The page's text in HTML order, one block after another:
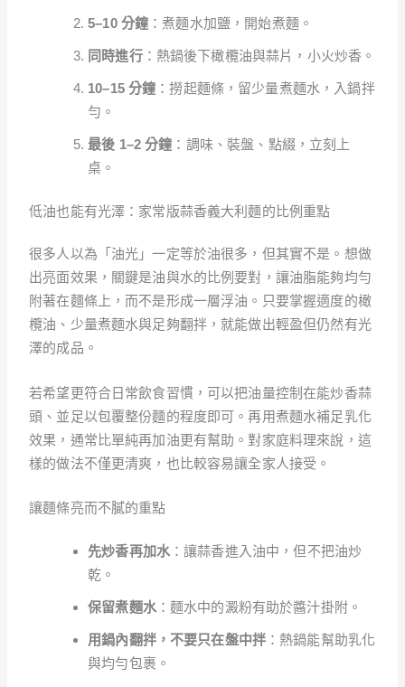
5–10 分鐘 ：煮麵水加鹽，開始煮麵。
同時進行：熱鍋後下橄欖油與蒜片，小火炒香。
10–15 分鐘 ：撈起麵條，留少量煮麵水，入鍋拌
勻。
最後 1–2 分鐘 ：調味、裝盤、點綴，立刻上
桌。
低油也能有光澤：家常版蒜香義大利麵的比例重點
很多人以為「油光」一定等於油很多，但其實不是。想做
出亮面效果，關鍵是油與水的比例要對，讓油脂能夠均勻
附著在麵條上，而不是形成一層浮油。只要掌握適度的橄
欖油、少量煮麵水與足夠翻拌，就能做出輕盈但仍然有光
澤的成品。
若希望更符合日常飲食習慣，可以把油量控制在能炒香蒜
頭、並足以包覆整份麵的程度即可。再用煮麵水補足乳化
效果，通常比單純再加油更有幫助。對家庭料理來說，這
樣的做法不僅更清爽，也比較容易讓全家人接受。
讓麵條亮而不膩的重點
先炒香再加水 ：讓蒜香進入油中，但不把油炒
乾。
保留煮麵水：麵水中的澱粉有助於醬汁掛附。
用鍋內翻拌，不要只在盤中拌 ：熱鍋能幫助乳化
與均勻包裹。